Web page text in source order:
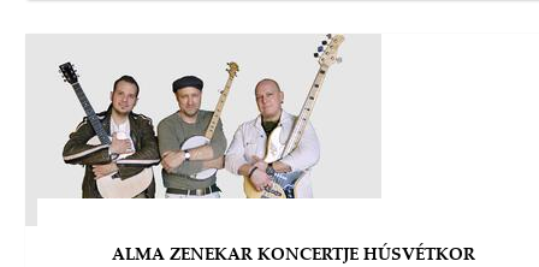
ALMA ZENEKAR KONCERTJE HÚSVÉTKOR